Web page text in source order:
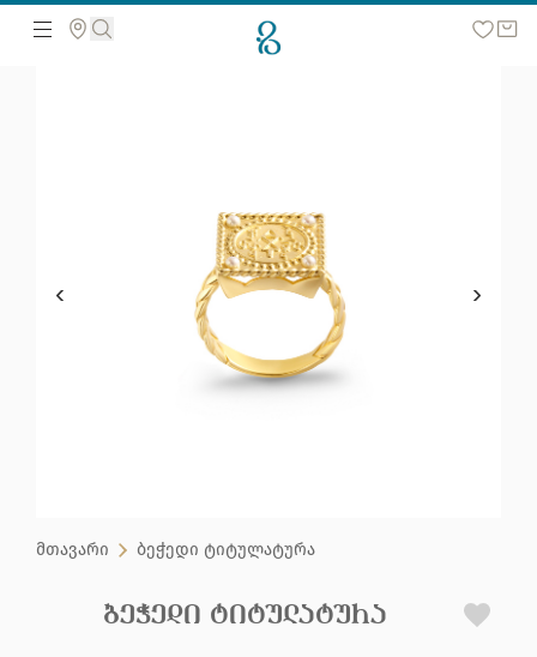
მთავარი ბეჭედი ტიტულატურა
ᲑᲔᲭᲔᲓᲘ ᲢᲘᲢᲣᲚᲐᲢᲣᲠᲐ